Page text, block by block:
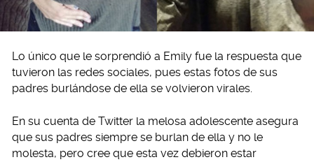
Lo único que le sorprendió a Emily fue la respuesta que
tuvieron las redes sociales, pues estas fotos de sus
padres burlándose de ella se volvieron virales.
En su cuenta de Twitter la melosa adolescente asegura
que sus padres siempre se burlan de ella y no le
molesta, pero cree que esta vez debieron estar